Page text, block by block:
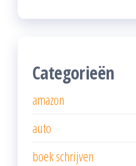
Categorieën
amazon
auto
boek schrijven